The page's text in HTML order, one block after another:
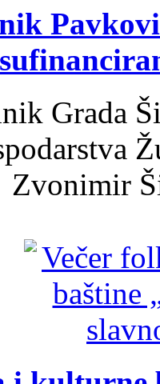
Grada
Zvonimir